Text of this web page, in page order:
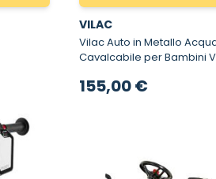
VILAC
Vilac Auto in Metallo
Cavalcabile per Bambini
155,00 €